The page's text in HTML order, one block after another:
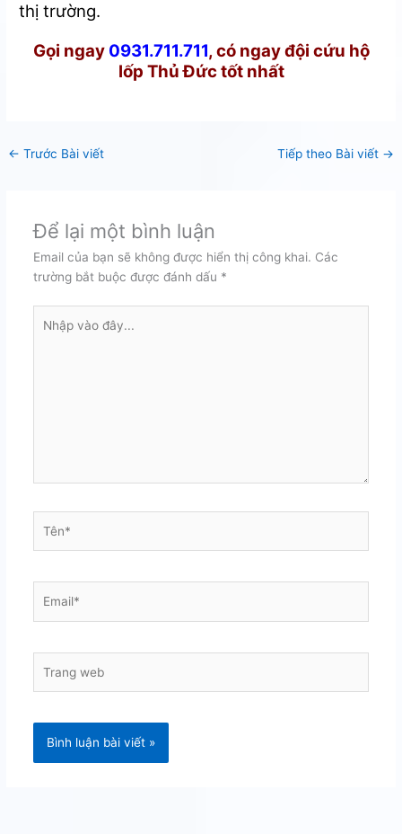
thị trường.
Gọi ngay 0931.711.711, có ngay đội cứu hộ
lốp Thủ Đức tốt nhất
← Trước Bài viết Tiếp theo Bài viết →
Để lại một bình luận
Email của bạn sẽ không được hiển thị công khai. Các
trường bắt buộc được đánh dấu *
vào
web